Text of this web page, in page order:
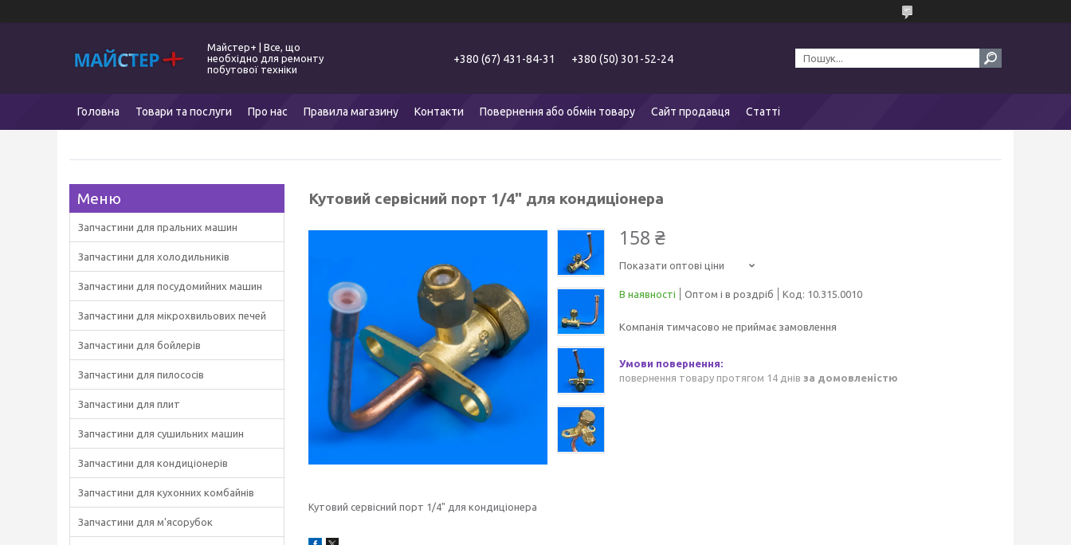
Майстер+ | Все, що
необхідно для ремонту
побутової техніки
+380 (67) 431-84-31 +380 (50) 301-52-24
Головна Товари та послуги Про нас Правила магазину Контакти Повернення або обмін товару Сайт продавця Статті
Кутовий сервісний порт 1/4" для кондиціонера
158 ₴
Показати оптові ціни
В наявності Оптом і в роздріб Код: 10.315.0010
Компанія тимчасово не приймає замовлення
повернення товару протягом 14 днів за домовленістю
Кутовий сервісний порт 1/4" для кондиціонера
Запчастини для пральних машин
Запчастини для холодильників
Запчастини для посудомийних машин
Запчастини для мікрохвильових печей
Запчастини для бойлерів
Запчастини для пилососів
Запчастини для плит
Запчастини для сушильних машин
Запчастини для кондиціонерів
Запчастини для кухонних комбайнів
Запчастини для м'ясорубок